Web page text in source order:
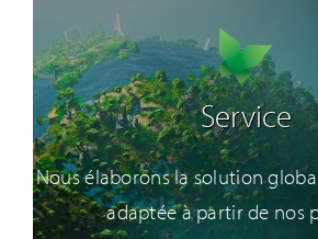
Service
Nous élaborons la solution
adaptée à partir de nos